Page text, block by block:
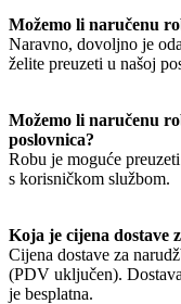
Možemo li naručenu
Naravno, dovoljno je
želite preuzeti u našoj
Možemo li naručenu
poslovnica?
Robu je moguće
s korisničkom službom.
Koja je cijena dostave
Cijena dostave za
(PDV uključen).
je besplatna.